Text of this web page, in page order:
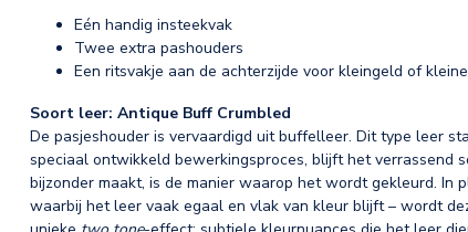
Eén handig insteekvak
Twee extra pashouders
Een ritsvakje aan de achterzijde voor kleingeld of
Soort leer: Antique Buff Crumbled
De pasjeshouder is vervaardigd uit buffelleer. Dit type leer
speciaal ontwikkeld bewerkingsproces, blijft het verrassend
bijzonder maakt, is de manier waarop het wordt gekleurd. In
waarbij het leer vaak egaal en vlak van kleur blijft – wordt